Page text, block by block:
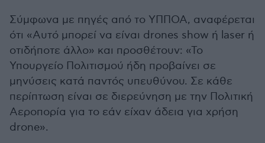
Σύμφωνα με πηγές από το ΥΠΠΟΑ, αναφέρεται
ότι «Αυτό μπορεί να είναι drones show ή laser ή
οτιδήποτε άλλο» και προσθέτουν: «Το
Υπουργείο Πολιτισμού ήδη προβαίνει σε
μηνύσεις κατά παντός υπευθύνου. Σε κάθε
περίπτωση είναι σε διερεύνηση με την Πολιτική
Αεροπορία για το εάν είχαν άδεια για χρήση
drone».